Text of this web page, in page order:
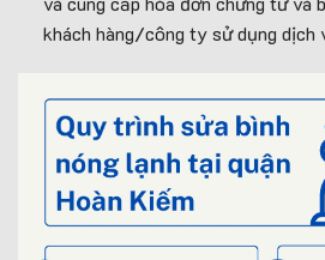
khách hàng/công ty sử dụng dịch